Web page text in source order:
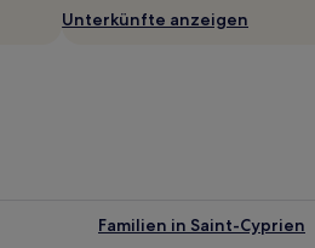
Unterkünfte anzeigen
Familien in Saint-Cyprien